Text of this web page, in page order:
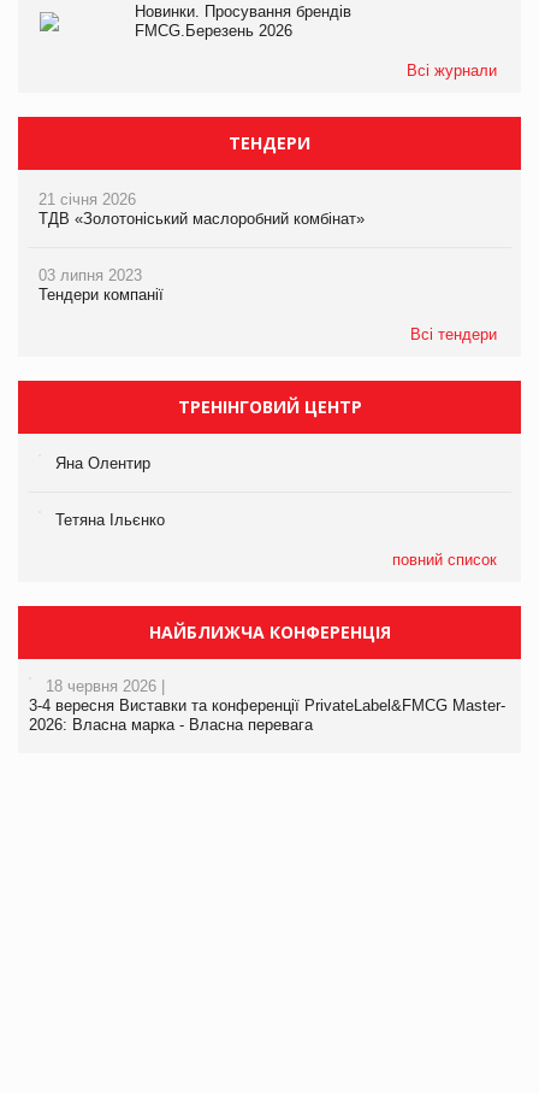
Новинки. Просування брендів
FMCG.Березень 2026
Всі журнали
ТЕНДЕРИ
21 січня 2026
ТДВ «Золотоніський маслоробний комбінат»
03 липня 2023
Тендери компанії
Всі тендери
ТРЕНІНГОВИЙ ЦЕНТР
Яна Олентир
Тетяна Ільєнко
повний список
НАЙБЛИЖЧА КОНФЕРЕНЦІЯ
18 червня 2026 |
3-4 вересня Виставки та конференції PrivateLabel&FMCG Master-
2026: Власна марка - Власна перевага